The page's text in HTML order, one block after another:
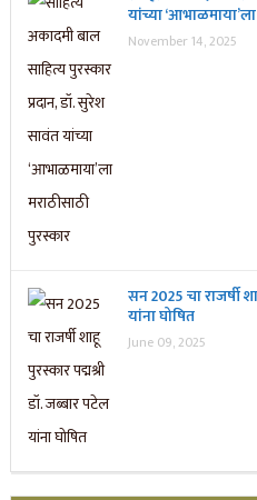
यांच्या
November 14, 2025
सन 2025 चा राजर्षी
यांना घोषित
June 09, 2025